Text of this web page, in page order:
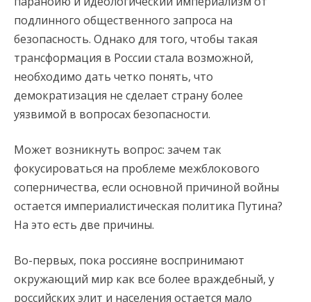
подлинного общественного запроса на
безопасность. Однако для того, чтобы такая
трансформация в России стала возможной,
необходимо дать четко понять, что
демократизация не сделает страну более
уязвимой в вопросах безопасности.
Может возникнуть вопрос: зачем так
фокусироваться на проблеме межблокового
соперничества, если основной причиной войны
остается империалистическая политика Путина?
На это есть две причины.
Во-первых, пока россияне воспринимают
окружающий мир как все более враждебный, у
российских элит и населения остается мало